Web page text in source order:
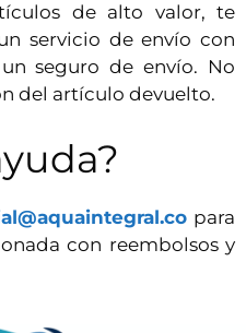
de alto valor, te
servicio de envío con
seguro de envío. No
del artículo devuelto.
para
con reembolsos y